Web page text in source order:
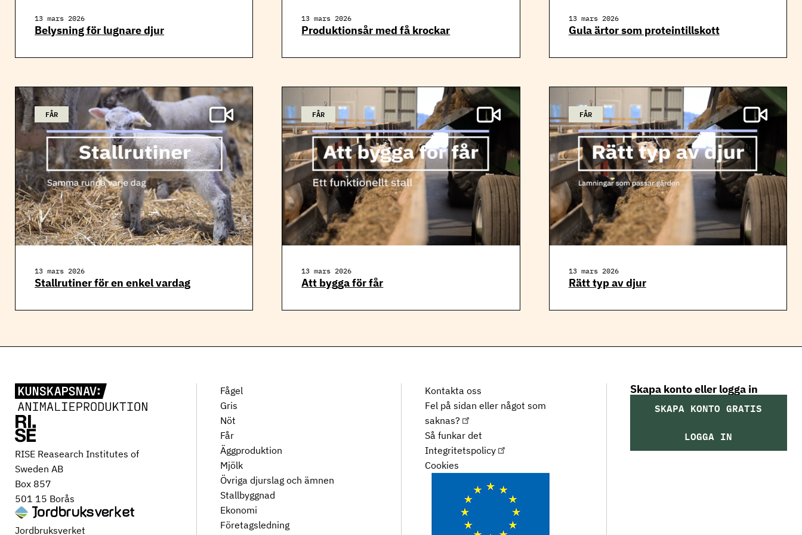
13 mars 2026
Belysning för lugnare djur
13 mars 2026
Produktionsår med få krockar
13 mars 2026
Gula ärtor som proteintillskott
FÅR
13 mars 2026
Stallrutiner för en enkel vardag
FÅR
13 mars 2026
Att bygga för får
FÅR
13 mars 2026
Rätt typ av djur
RISE Reasearch Institutes of
Sweden AB
Box 857
501 15 Borås
Jordbruksverket
Fågel
Gris
Nöt
Får
Äggproduktion
Mjölk
Övriga djurslag och ämnen
Stallbyggnad
Ekonomi
Företagsledning
Kontakta oss
Fel på sidan eller något som
saknas?
Så funkar det
Integritetspolicy
Cookies
Skapa konto eller logga in
SKAPA KONTO GRATIS
LOGGA IN